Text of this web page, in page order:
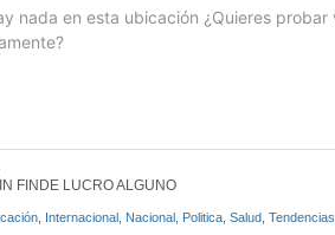
FINDE LUCRO ALGUNO
Internacional Nacional Politica Salud Tendencias